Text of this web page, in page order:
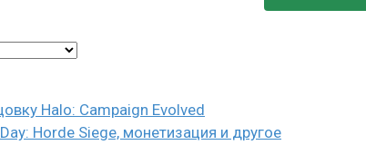
Halo: Campaign Evolved
Horde Siege, монетизация и другое